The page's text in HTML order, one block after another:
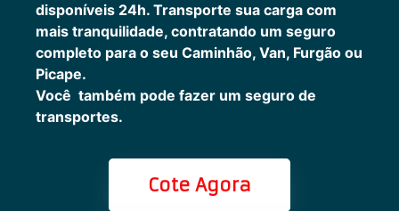
disponíveis 24h. Transporte sua carga com
mais tranquilidade, contratando um seguro
completo para o seu Caminhão, Van, Furgão ou
Picape.
Você também pode fazer um seguro de
transportes.
Cote Agora